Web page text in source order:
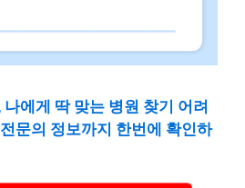
에게 딱 맞는 병원 찾기 어려
문의 정보까지 한번에 확인하